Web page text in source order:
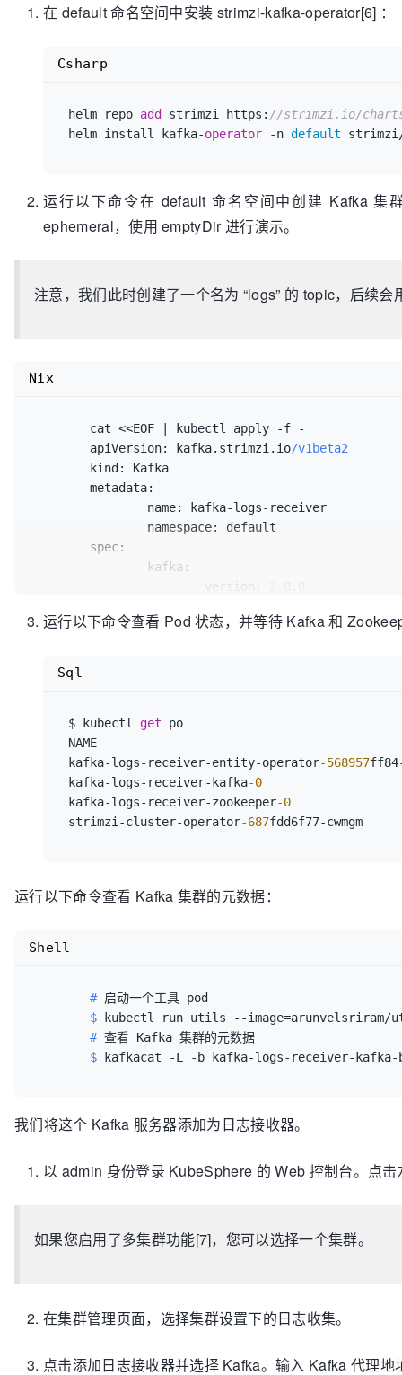
在 default 命名空间中安装 strimzi-kafka-operator[6] ：
helm repo add strimzi https: //strimzi.io/
helm install kafka-operator -n default
Csharp
运行以下命令在 default 命名空间中创建 Kafka 集
ephemeral，使用 emptyDir 进行演示。
注意，我们此时创建了一个名为 “logs” 的 topic，后续会
	cat
<<EOF | kubectl apply -f
-
apiVersion:
kafka.strimzi.io/v1beta2
kind:
Kafka
metadata:
name:
kafka-logs-receiver
namespace:
default
spec:
kafka:
2.8
0
listeners:
type:
config:
storage:
type: ephemeral
entityOperator:
topicOperator: {}
apiVersion: kafka.strimzi.io/v1beta1
name: logs
			strimzi.io
/cluster: kafka-
config:
			segment.
bytes:
1073741824
Nix
运行以下命令查看 Pod 状态，并等待 Kafka 和
$ kubectl get po
kafka-logs- receiver-entity-operator-568957ff84
kafka-logs- receiver- kafka-0
kafka-logs- receiver-zookeeper-0
strimzi -cluster-operator-687fdd6f77-
Sql
运行以下命令查看 Kafka 集群的元数据：
	#
启动一个工具 pod
	$
kubectl run utils --
	#
查看 Kafka 集群的元数据
	$
kafkacat -L -b kafka-logs-receiver-kafka-
Shell
我们将这个 Kafka 服务器添加为日志接收器。
以 admin 身份登录 KubeSphere 的 Web 控制台。点
如果您启用了多集群功能[7]，您可以选择一个集群。
在集群管理页面，选择集群设置下的日志收集。
点击添加日志接收器并选择 Kafka。输入 Kafka 代理